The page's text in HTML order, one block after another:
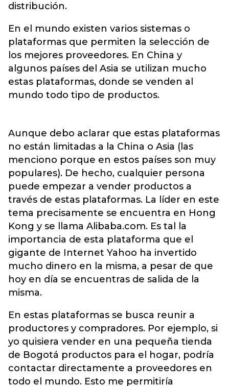
distribución.
En el mundo existen varios sistemas o
plataformas que permiten la selección de
los mejores proveedores. En China y
algunos países del Asia se utilizan mucho
estas plataformas, donde se venden al
mundo todo tipo de productos.
Aunque debo aclarar que estas plataformas
no están limitadas a la China o Asia (las
menciono porque en estos países son muy
populares). De hecho, cualquier persona
puede empezar a vender productos a
través de estas plataformas. La líder en este
tema precisamente se encuentra en Hong
Kong y se llama Alibaba.com. Es tal la
importancia de esta plataforma que el
gigante de Internet Yahoo ha invertido
mucho dinero en la misma, a pesar de que
hoy en día se encuentras de salida de la
misma.
En estas plataformas se busca reunir a
productores y compradores. Por ejemplo, si
yo quisiera vender en una pequeña tienda
de Bogotá productos para el hogar, podría
contactar directamente a proveedores en
todo el mundo. Esto me permitiría